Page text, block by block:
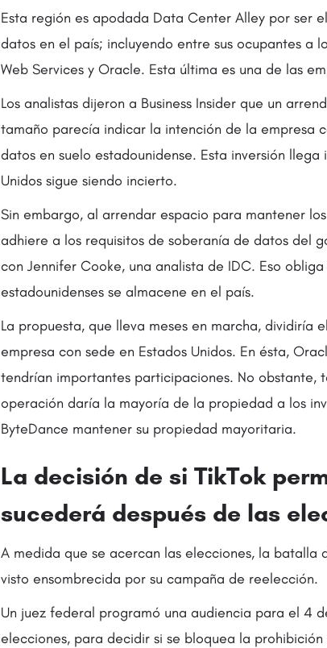
Esta región es apodada Data Center Alley por ser
datos en el país; incluyendo entre sus ocupantes a
Web Services y Oracle. Esta última es una de las
Los analistas dijeron a Business Insider que un
tamaño parecía indicar la intención de la empresa
datos en suelo estadounidense. Esta inversión
Unidos sigue siendo incierto.
Sin embargo, al arrendar espacio para mantener
adhiere a los requisitos de soberanía de datos del
con Jennifer Cooke, una analista de IDC. Eso
estadounidenses se almacene en el país.
La propuesta, que lleva meses en marcha, dividiría
empresa con sede en Estados Unidos. En ésta,
tendrían importantes participaciones. No obstante,
operación daría la mayoría de la propiedad a los
ByteDance mantener su propiedad mayoritaria.
La decisión de si TikTok
sucederá después de las
A medida que se acercan las elecciones, la batalla
visto ensombrecida por su campaña de reelección.
Un juez federal programó una audiencia para el 4
elecciones, para decidir si se bloquea la